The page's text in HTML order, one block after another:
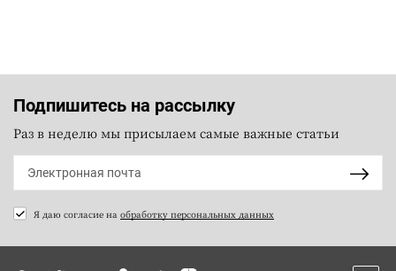
Подпишитесь на рассылку
Раз в неделю мы присылаем самые важные статьи
Я даю согласие на обработку персональных данных